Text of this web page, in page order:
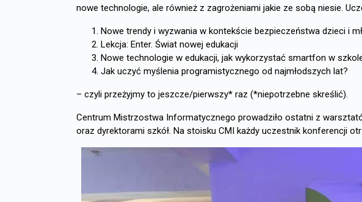
nowe technologie, ale również z zagrożeniami jakie ze sobą niesie.
Nowe trendy i wyzwania w kontekście bezpieczeństwa dzieci i
Lekcja: Enter. Świat nowej edukacji
Nowe technologie w edukacji, jak wykorzystać smartfon w
Jak uczyć myślenia programistycznego od najmłodszych lat?
– czyli przeżyjmy to jeszcze/pierwszy* raz (*niepotrzebne skreślić).
Centrum Mistrzostwa Informatycznego prowadziło ostatni z
oraz dyrektorami szkół. Na stoisku CMI każdy uczestnik konferencji